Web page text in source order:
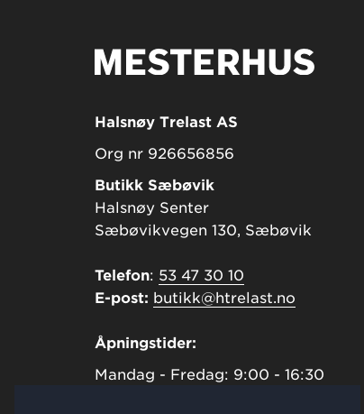
Halsnøy Trelast AS
Org nr 926656856
Butikk Sæbøvik
Halsnøy Senter
Sæbøvikvegen 130, Sæbøvik
Telefon: 53 47 30 10
E-post: butikk@htrelast.no
Åpningstider:
Mandag - Fredag: 9:00 - 16:30